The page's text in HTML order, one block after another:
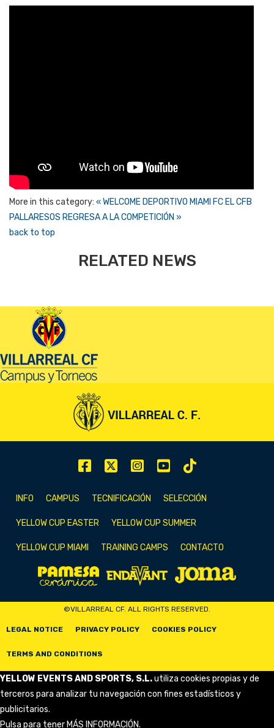
More in this category: « WELCOME DEPORTIVO MIAMI FC EL CFB
PALLARESOS REGRESA A LA COMPETICIÓN »
back to top
RELATED NEWS
INFO CAMPUS TECNIFICACIÓN SELECCIÓN
YELLOW CUP EASTER YELLOW CUP SUMMER
YELLOW CUP MIAMI TRAINING CAMPS CONTACTO
©VILLARREAL CF. ALL RIGHTS RESERVED.
LEGAL NOTICE PRIVACY POLICY COOKIES POLICY
TERMS AND CONDITIONS
YELLOW EVENTS AND SPORTS, S.L.utiliza cookies propias y de
terceros para analizar tu navegación con fines estadísticos y
publicitarios.
Pulsa para tener MÁS INFORMACIÓN.